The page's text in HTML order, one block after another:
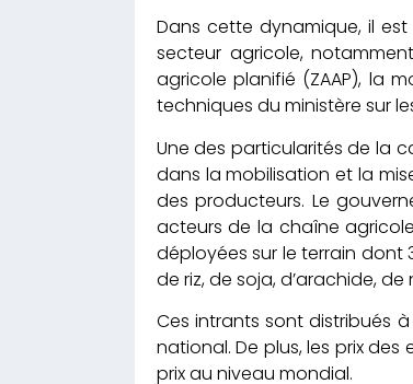
Dans cette dynamique, il
secteur agricole,
agricole planifié (ZAAP), la
techniques du ministère sur
Une des
dans la mobilisation et la
des producteurs. Le
acteurs de la chaîne
déployées sur le terrain dont
de riz, de soja, d’arachide,
Ces intrants sont distribués
national. De plus, les prix
prix au niveau mondial.